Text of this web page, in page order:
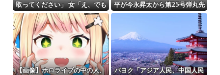
取ってください」 女「え、でも
見えちゃう…」wwww
平が今永昇太から第25号弾丸先
頭打者ホームラン！（海外の反
【画像】ホロライブの中の人、
パヨク「アジア人民、中国人民